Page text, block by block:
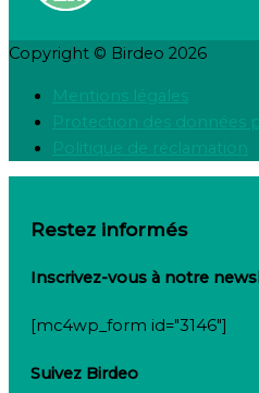
Copyright © Birdeo 2026
Mentions légales
Protection des données
Politique de réclamation
Restez informés
Inscrivez-vous à notre
[mc4wp_form id="3146"]
Suivez Birdeo